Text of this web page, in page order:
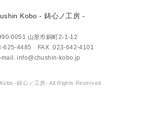
Kobo - 鋳心ノ工房 -
0051 山形市銅町2-1-12
625-4485
FAX. 023-642-4101
mail.info@chushin-kobo.jp
-鋳心ノ工房- All Rights Reserved.